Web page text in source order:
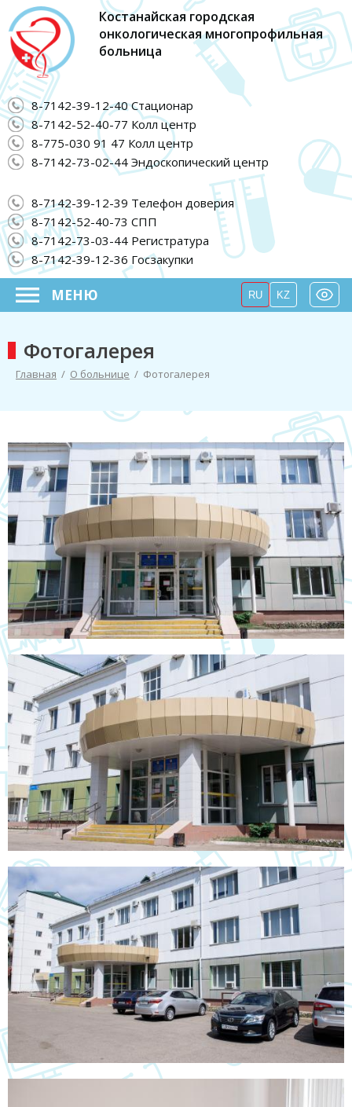
Костанайская городская
онкологическая многопрофильная
больница
8-7142-39-12-40 Стационар
8-7142-52-40-77 Колл центр
8-775-030 91 47 Колл центр
8-7142-73-02-44 Эндоскопический центр
8-7142-39-12-39 Телефон доверия
8-7142-52-40-73 СПП
8-7142-73-03-44 Регистратура
8-7142-39-12-36 Госзакупки
RU KZ
МЕНЮ
Фотогалерея
Главная / О больнице / Фотогалерея